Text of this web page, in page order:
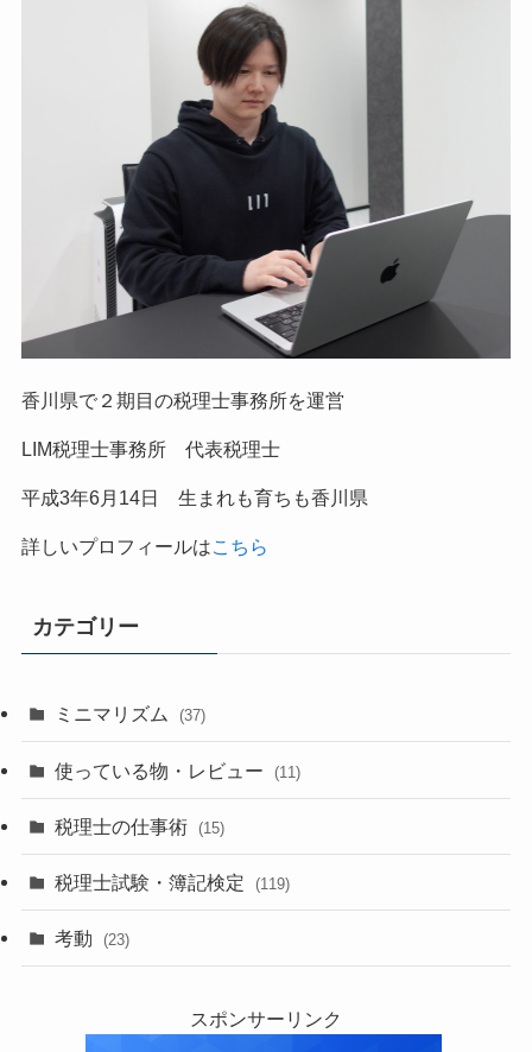
香川県で２期目の税理士事務所を運営
LIM税理士事務所 代表税理士
平成3年6月 14日 生まれも育ちも香川県
詳しいプロフィールはこちら
カテゴリー
ミニマリズム (37)
使っている物・レビュー (11)
税理士の仕事術 (15)
税理士試験・簿記検定 (119)
考動 (23)
スポンサーリンク